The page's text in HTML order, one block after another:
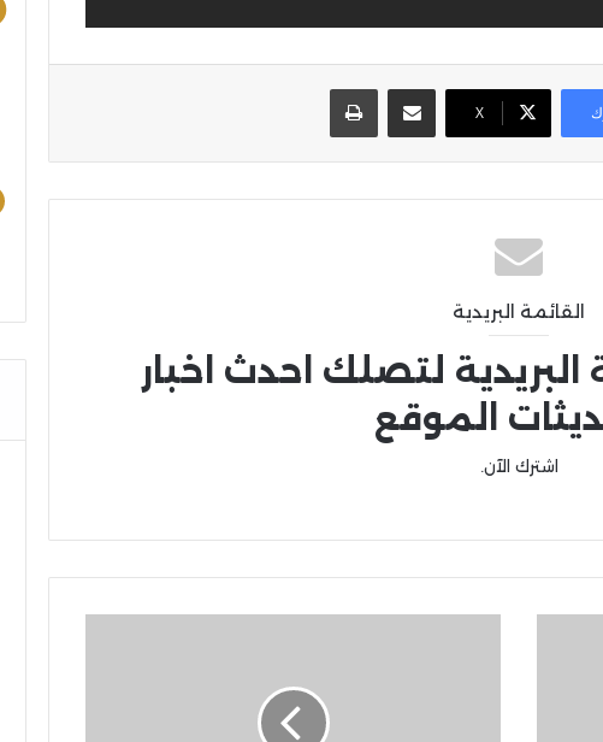
X
مشاركة عبر البريد
القائمة البريدية
لتصلك احدث اخبار
الموقع
اشترك الآن.